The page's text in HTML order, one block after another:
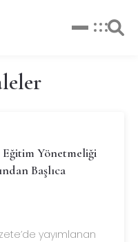
Eğitim Yönetmeliği
Başlıca
yayımlanan